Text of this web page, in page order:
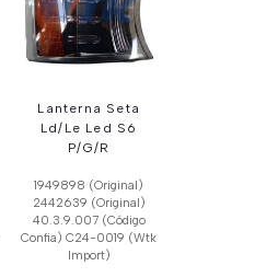
Lanterna Seta
Ld/Le Led S6
P/G/R
1949898 (Original)
2442639 (Original)
40.3.9.007 (Código
Confia) C24-0019 (Wtk
Import)